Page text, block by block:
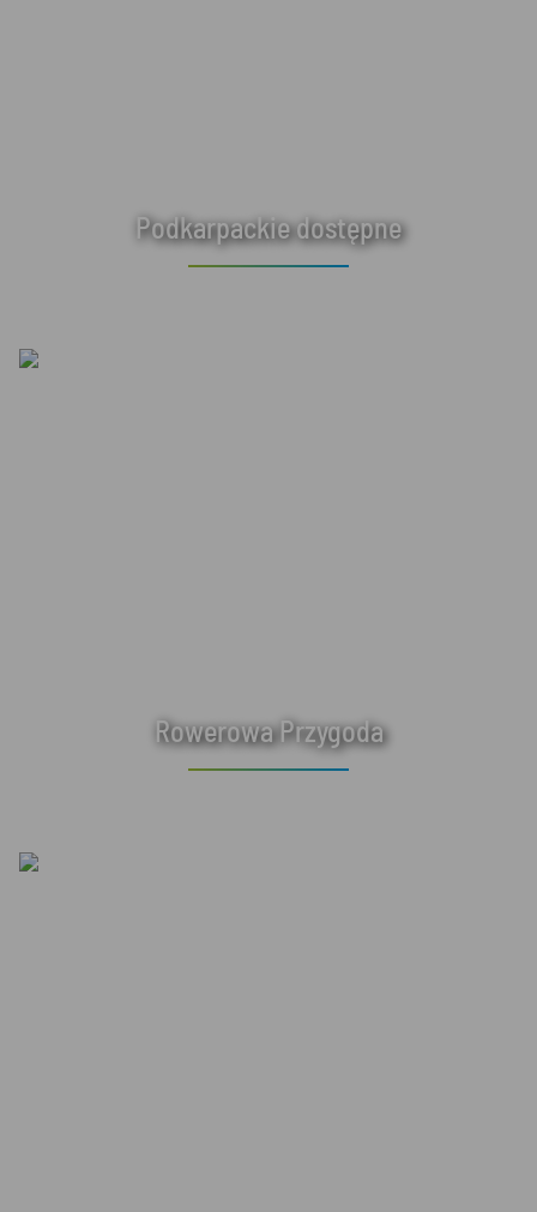
Podkarpackie dostępne
Rowerowa Przygoda